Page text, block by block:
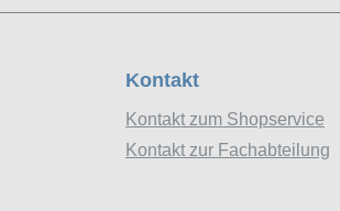
Kontakt
Kontakt zum Shopservice
Kontakt zur Fachabteilung